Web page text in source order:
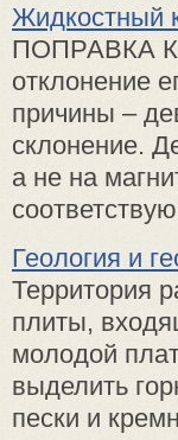
Жидкостный
ПОПРАВКА
отклонение
причины –
склонение.
а не на
Геология и
Территория
плиты,
молодой
выделить
пески и